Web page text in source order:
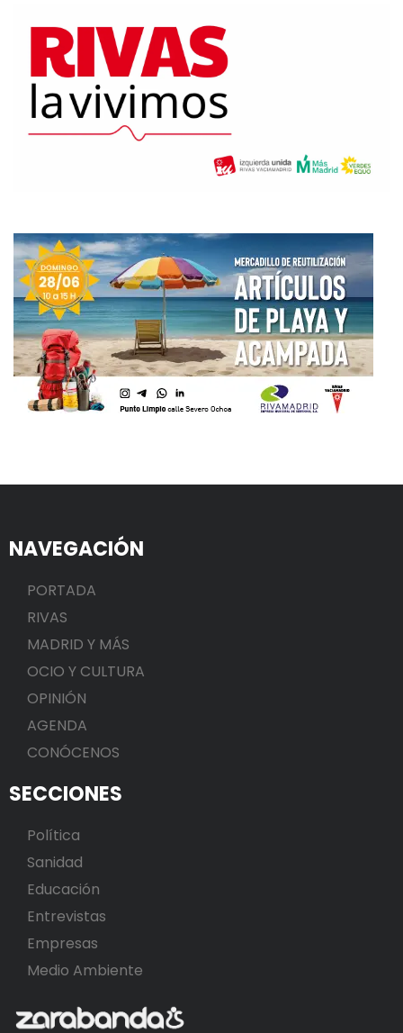
NAVEGACIÓN
PORTADA
RIVAS
MADRID Y MÁS
OCIO Y CULTURA
OPINIÓN
AGENDA
CONÓCENOS
SECCIONES
Política
Sanidad
Educación
Entrevistas
Empresas
Medio Ambiente